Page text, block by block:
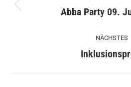
Abba Party 09.
NÄCHSTES